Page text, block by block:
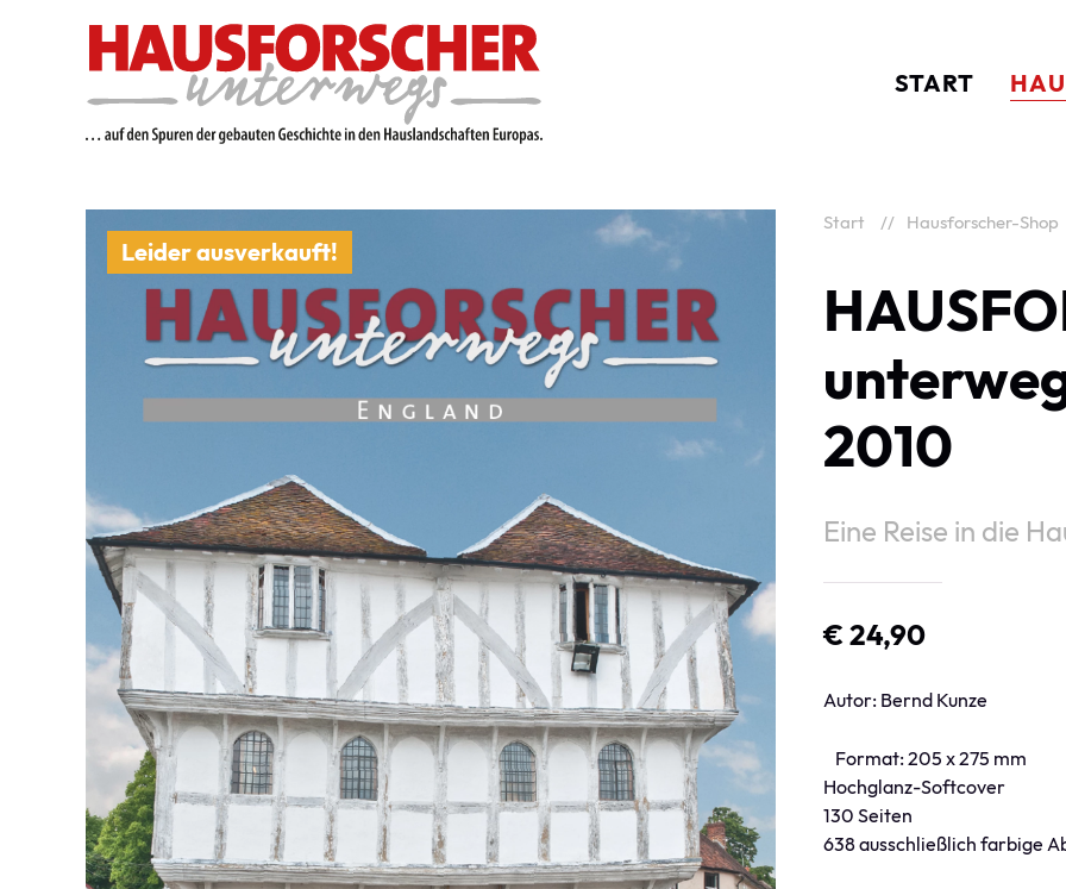
START
Leider ausverkauft!
Start Hausforscher-Shop
2010
Eine Reise in die
€ 24,90
Autor: Bernd Kunze
Format: 205 x 275 mm
Hochglanz-Softcover
130 Seiten
638 ausschließlich farbige